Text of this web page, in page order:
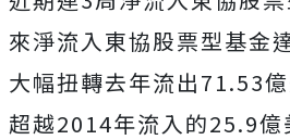
來淨流入東協股票型基金
大幅扭轉去年流出71.53
超越2014年流入的25.9